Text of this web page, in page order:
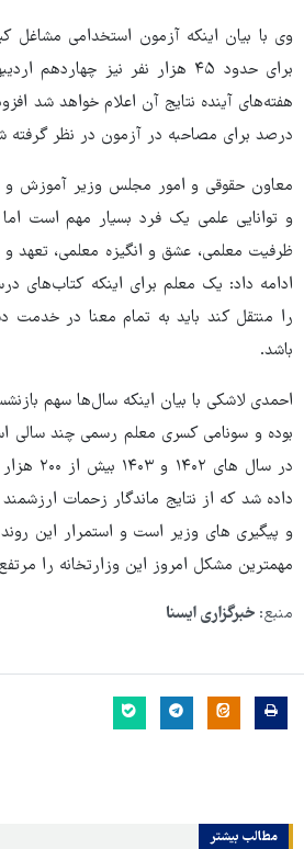
وی با بیان اینکه آزمون استخدامی مشاغل
برای حدود ۴۵ هزار نفر نیز
درصد برای مصاحبه در آزمون در نظر
معاون حقوقی و امور مجلس وزیر آموزش و
و توانایی علمی یک فرد بسیار مهم است اما
ظرفیت معلمی، عشق و انگیزه معلمی، تعهد و
ادامه داد: یک معلم برای اینکه کتاب‌های
را منتقل کند باید به تمام معنا در خدمت
باشد.
احمدی لاشکی با بیان اینکه سال‌ها سهم
بوده و سونامی کسری معلم رسمی چند سالی
در سال
داده شد که از نتایج ماندگار زحمات
و پیگیری های وزیر است و استمرار این
مهمترین مشکل امروز این وزارتخانه را
منبع: خبرگزاری ایسنا
مطالب بیشتر